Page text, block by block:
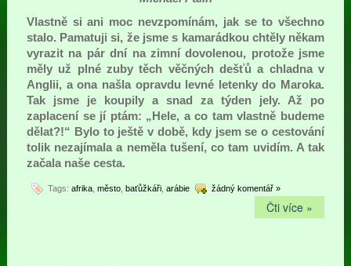
Vlastně si ani moc nevzpomínám, jak se to všechno
stalo. Pamatuji si, že jsme s kamarádkou chtěly někam
vyrazit na pár dní na zimní dovolenou, protože jsme
měly už plné zuby těch věčných dešťů a chladna v
Anglii, a ona našla opravdu levné letenky do Maroka.
Tak jsme je koupily a snad za týden jely. Až po
zaplacení se jí ptám: „Hele, a co tam vlastně budeme
dělat?!“ Bylo to ještě v době, kdy jsem se o cestování
tolik nezajímala a neměla tušení, co tam uvidím. A tak
začala naše cesta.
Tags: afrika, město, baťůžkáři, arábie žádný komentář »
Čti více »